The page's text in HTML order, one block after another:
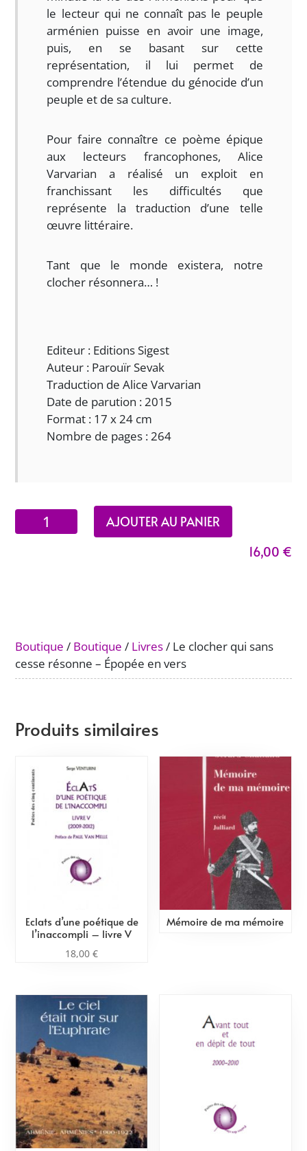
le lecteur qui ne connaît pas le peuple
arménien puisse en avoir une image,
puis, en se basant sur cette
représentation, il lui permet de
comprendre l’étendue du génocide d’un
peuple et de sa culture.
Pour faire connaître ce poème épique
aux lecteurs francophones, Alice
Varvarian a réalisé un exploit en
franchissant les difficultés que
représente la traduction d’une telle
œuvre littéraire.
Tant que le monde existera, notre
clocher résonnera… !
Editeur : Editions Sigest
Auteur : Parouïr Sevak
Traduction de Alice Varvarian
Date de parution : 2015
Format : 17 x 24 cm
Nombre de pages : 264
quantité
de
-
Épopée
AJOUTER AU PANIER
16,00 €
Boutique / Boutique / Livres/ Le clocher qui sans
cesse résonne – Épopée en vers
Produits similaires
Eclats d’une poétique de
l’inaccompli – livre V
18,00€
Mémoire de ma mémoire